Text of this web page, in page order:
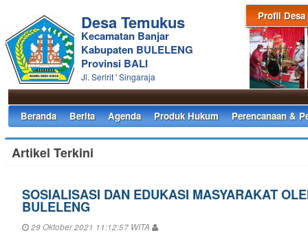
Profil Desa
Desa Temukus
Kecamatan Banjar
Kabupaten BULELENG
Provinsi BALI
Jl. Seririt ' Singaraja
Beranda Berita Agenda Produk Hukum Perencanaan &
Artikel Terkini
SOSIALISASI DAN EDUKASI MASYARAKAT
BULELENG
29 Oktober 2021 11:12:57 WITA